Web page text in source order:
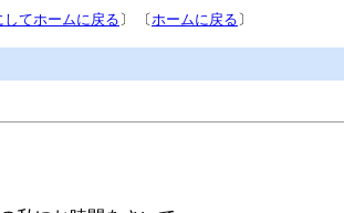
てホームに戻る 〕 〔ホームに戻る 〕